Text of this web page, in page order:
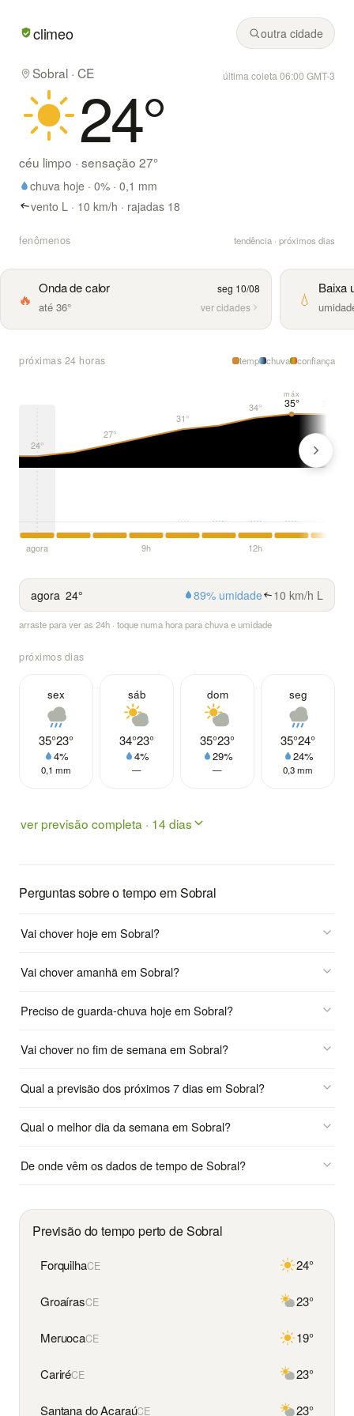
Em Sobral/CE hoje: céu limpo, mínima de 23° e máxima
climeo outra cidade
Sobral · CE última coleta 06:00 GMT-3
24°
céu limpo · sensação 27°
chuva hoje · 0% · 0,1 mm
vento L · 10 km/h · rajadas 18
fenômenos tendência · próximos dias
🔥
Onda de calor seg 10/08
até 36° ver cidades 💧
Baixa
próximas 24 horas temp chuva confiança
24°
27°
31°
34° 35°
máx
agora 9h 12h
agora 24° 89% umidade 10 km/h L
arraste para ver as 24h · toque numa hora para chuva e umidade
próximos dias
sex
35°23°
4%
0,1 mm
sáb
34°23°
4%
—
dom
35°23°
29%
—
seg
35°24°
24%
0,3 mm
ver previsão completa · 14 dias
Perguntas sobre o tempo em Sobral
Vai chover hoje em Sobral?
Vai chover amanhã em Sobral?
Preciso de guarda-chuva hoje em Sobral?
Vai chover no fim de semana em Sobral?
Qual a previsão dos próximos 7 dias em Sobral?
Qual o melhor dia da semana em Sobral?
De onde vêm os dados de tempo de Sobral?
Previsão do tempo perto de Sobral
ForquilhaCE 24°
GroaírasCE 23°
MeruocaCE 19°
CariréCE 23°
Santana do AcaraúCE 23°